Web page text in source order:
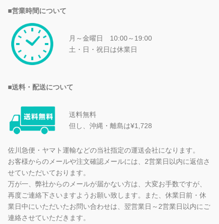
■営業時間について
月～金曜日 10:00～19:00
土・日・祝日は休業日
■送料・配送について
送料無料
但し、沖縄・離島は¥1,728
佐川急便・ヤマト運輸などの当社指定の運送会社になります。
お客様からのメールや注文確認メールには、2営業日以内に返信さ
せていただいております。
万が一、弊社からのメールが届かない方は、大変お手数ですが、
再度ご連絡下さいますようお願い致します。また、休業日前・休
業日中にいただいたお問い合わせは、翌営業日～2営業日以内にご
連絡させていただきます。